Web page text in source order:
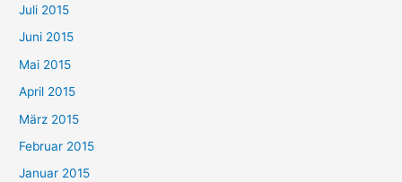
Juli 2015
Juni 2015
Mai 2015
April 2015
März 2015
Februar 2015
Januar 2015